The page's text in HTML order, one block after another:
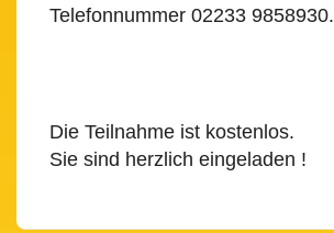
Telefonnummer 02233 9858930.
Die Teilnahme ist kostenlos.
Sie sind herzlich eingeladen !